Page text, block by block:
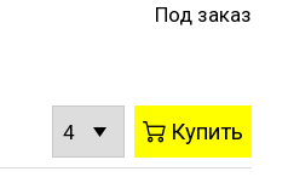
Под заказ
Купить